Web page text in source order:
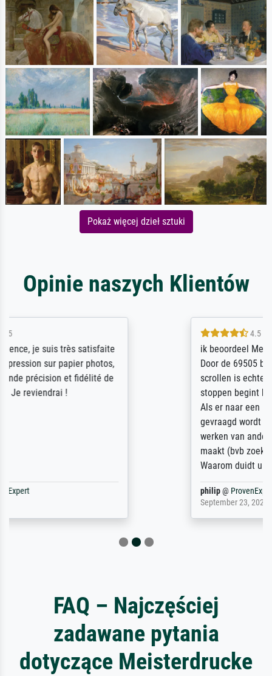
Pokaż więcej dzieł sztuki
Opinie naszych Klientów
ik beoordeel Meisterdrucke zeer positief.
Door de 69505 beschikbare kunstenaars
scrollen is echter onbegonnen werk (na
stoppen begint het weer van voor af aan).
gevraagd wordt krijg je ook een aantal
werken van andere wat het onoverzichtelijk
maakt (bvb zoek Ros = ook Rops, Rose etc).
FAQ – Najczęściej
zadawane pytania
dotyczące Meisterdrucke